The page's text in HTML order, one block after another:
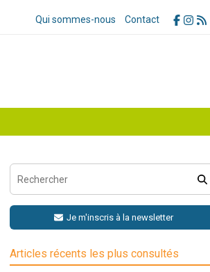
Qui sommes-nous Contact
Je m'inscris à la newsletter
Articles récents les plus consultés